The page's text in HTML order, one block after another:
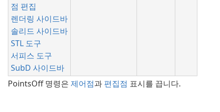
점 편집
렌더링 사이드바
솔리드 사이드바
STL 도구
서피스 도구
SubD 사이드바
PointsOff 명령은 제어점과 편집점 표시를 끕니다.